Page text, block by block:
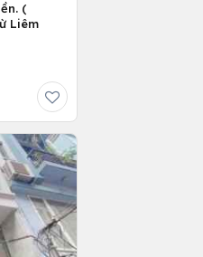
(
Liêm